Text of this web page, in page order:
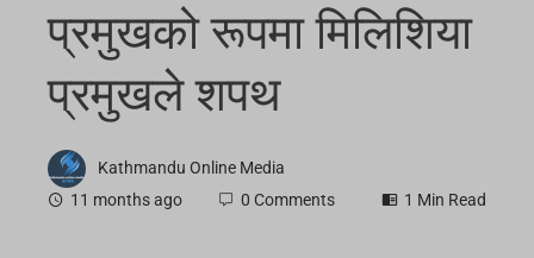
प्रमुखको रूपमा मिलिशिया
प्रमुखले शपथ
Kathmandu Online Media
11 months ago
0 Comments 1 Min Read